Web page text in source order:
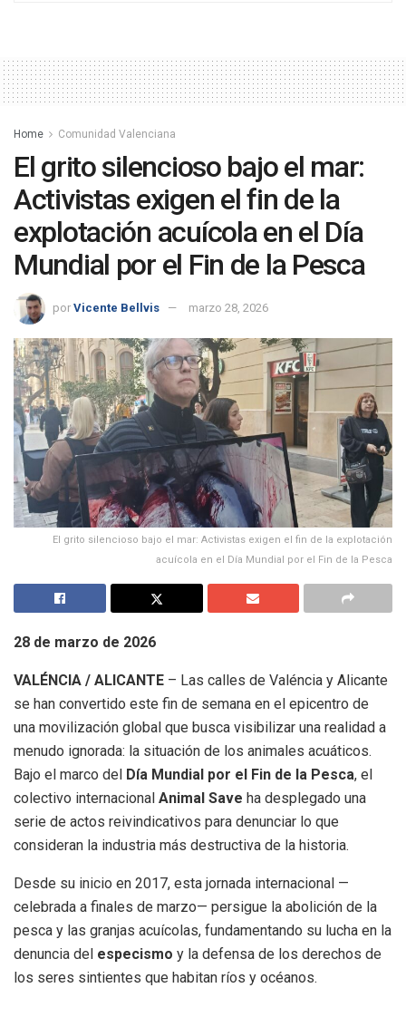
Home Comunidad Valenciana
El grito silencioso bajo el mar:
Activistas exigen el fin de la
explotación acuícola en el Día
Mundial por el Fin de la Pesca
por Vicente Bellvis marzo 28, 2026
El grito silencioso bajo el mar: Activistas exigen el fin de la explotación
acuícola en el Día Mundial por el Fin de la Pesca
28 de marzo de 2026
VALÉNCIA / ALICANTE – Las calles de Valéncia y Alicante
se han convertido este fin de semana en el epicentro de
una movilización global que busca visibilizar una realidad a
menudo ignorada: la situación de los animales acuáticos.
Bajo el marco del Día Mundial por el Fin de la Pesca, el
colectivo internacional Animal Save ha desplegado una
serie de actos reivindicativos para denunciar lo que
consideran la industria más destructiva de la historia.
Desde su inicio en 2017, esta jornada internacional —
celebrada a finales de marzo— persigue la abolición de la
pesca y las granjas acuícolas, fundamentando su lucha en la
denuncia del especismo y la defensa de los derechos de
los seres sintientes que habitan ríos y océanos.